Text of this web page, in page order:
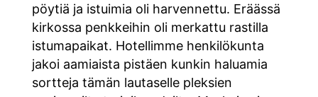
pöytiä ja istuimia oli harvennettu. Eräässä
kirkossa penkkeihin oli merkattu rastilla
istumapaikat. Hotellimme henkilökunta
jakoi aamiaista pistäen kunkin haluamia
sortteja tämän lautaselle pleksien